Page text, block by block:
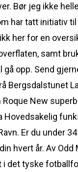
Bør jeg ikke
har tatt initiativ
her for en
samt
opp. Send
Bergsdalstunet
Roque New
Hovedsakelig
Er du under
hvert år. Av Odd
det tyske